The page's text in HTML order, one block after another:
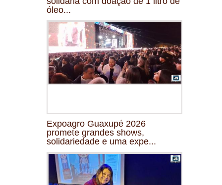
óleo...
Expoagro Guaxupé 2026
promete grandes shows,
solidariedade e uma expe...